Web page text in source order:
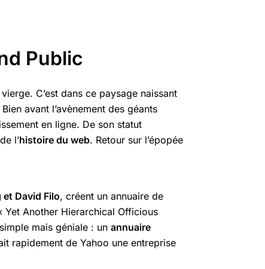
Public
C’est dans ce paysage naissant
Bien avant l’avènement des géants
en ligne. De son statut
l’histoire du web. Retour sur l’épopée
et David Filo, créent un annuaire de
Yet Another Hierarchical Officious
mais géniale : un annuaire
rapidement de Yahoo une entreprise